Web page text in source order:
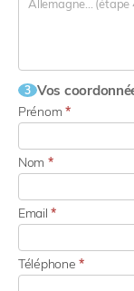
3 Vos
Prénom*
Nom *
Email*
Téléphone*